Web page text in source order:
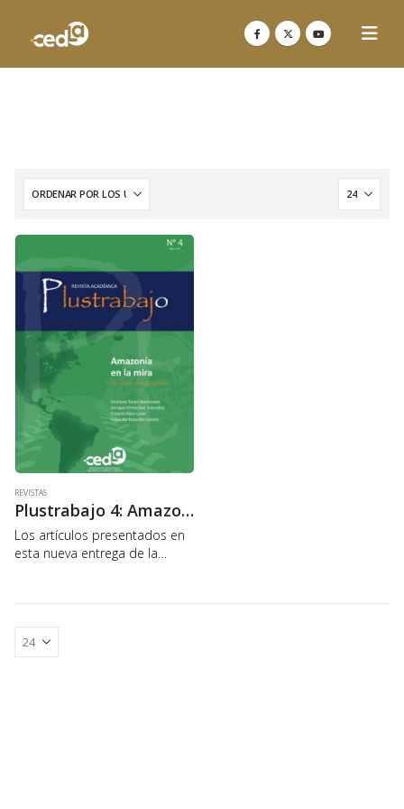
REVISTAS
Plustrabajo 4: Amazonía en la mira
Los artículos presentados en
esta nueva entrega de la
riesgos actuales y las
perspectivas futuras de la
región amazónica, una de…